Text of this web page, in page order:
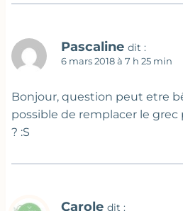
Pascaline dit :
6 mars 2018 à 7 h 25 min
Bonjour, question peut etre
possible de remplacer le
? :S
Carole dit :